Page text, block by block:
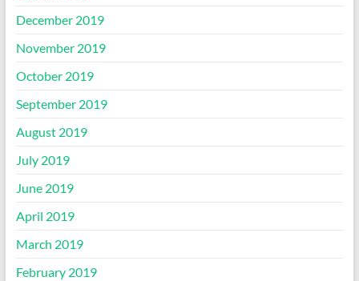
December 2019
November 2019
October 2019
September 2019
August 2019
July 2019
June 2019
April 2019
March 2019
February 2019